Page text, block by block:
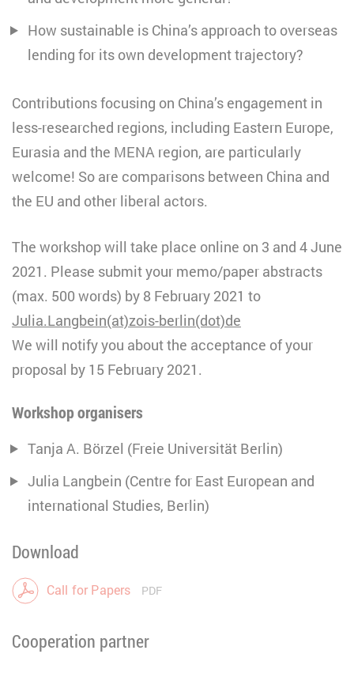
How sustainable is China’s approach to overseas
lending for its own development trajectory?
Contributions focusing on China’s engagement in
less-researched regions, including Eastern Europe,
Eurasia and the MENA region, are particularly
welcome! So are comparisons between China and
the EU and other liberal actors.
The workshop will take place online on 3 and 4 June
2021. Please submit your memo/paper abstracts
(max. 500 words) by 8 February 2021 to
Julia.Langbein(at)zois-berlin(dot)de
We will notify you about the acceptance of your
proposal by 15 February 2021.
Workshop organisers
Tanja A. Börzel (Freie Universität Berlin)
Julia Langbein (Centre for East European and
international Studies, Berlin)
Download
Call for Papers PDF
Cooperation partner